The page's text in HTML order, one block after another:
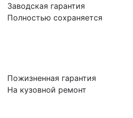
Заводская гарантия
Полностью сохраняется
Пожизненная гарантия
На кузовной ремонт